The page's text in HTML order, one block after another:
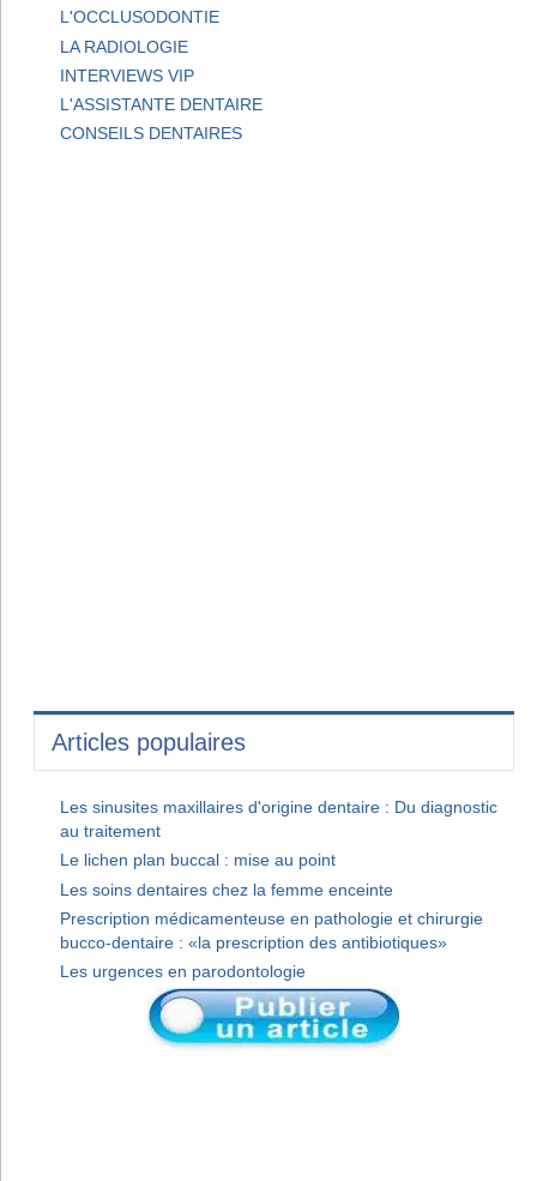
L'OCCLUSODONTIE
LA RADIOLOGIE
INTERVIEWS VIP
L'ASSISTANTE DENTAIRE
CONSEILS DENTAIRES
Articles populaires
Les sinusites maxillaires d'origine dentaire : Du diagnostic
au traitement
Le lichen plan buccal : mise au point
Les soins dentaires chez la femme enceinte
Prescription médicamenteuse en pathologie et chirurgie
bucco-dentaire : «la prescription des antibiotiques»
Les urgences en parodontologie